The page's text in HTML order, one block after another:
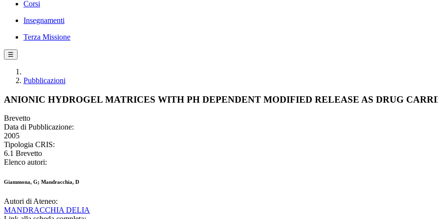
Corsi
Insegnamenti
Terza Missione
☰
Pubblicazioni
ANIONIC HYDROGEL MATRICES WITH PH DEPENDENT MODIFIED RELEASE AS DRUG
Brevetto
Data di Pubblicazione:
2005
Tipologia CRIS:
6.1 Brevetto
Elenco autori:
Giammona, G; Mandracchia, D
Autori di Ateneo:
MANDRACCHIA DELIA